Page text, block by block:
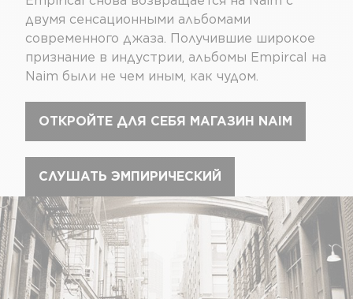
двумя сенсационными альбомами
современного джаза. Получившие широкое
признание в индустрии, альбомы Empircal на
Naim были не чем иным, как чудом.
ОТКРОЙТЕ ДЛЯ СЕБЯ МАГАЗИН NAIM
СЛУШАТЬ ЭМПИРИЧЕСКИЙ